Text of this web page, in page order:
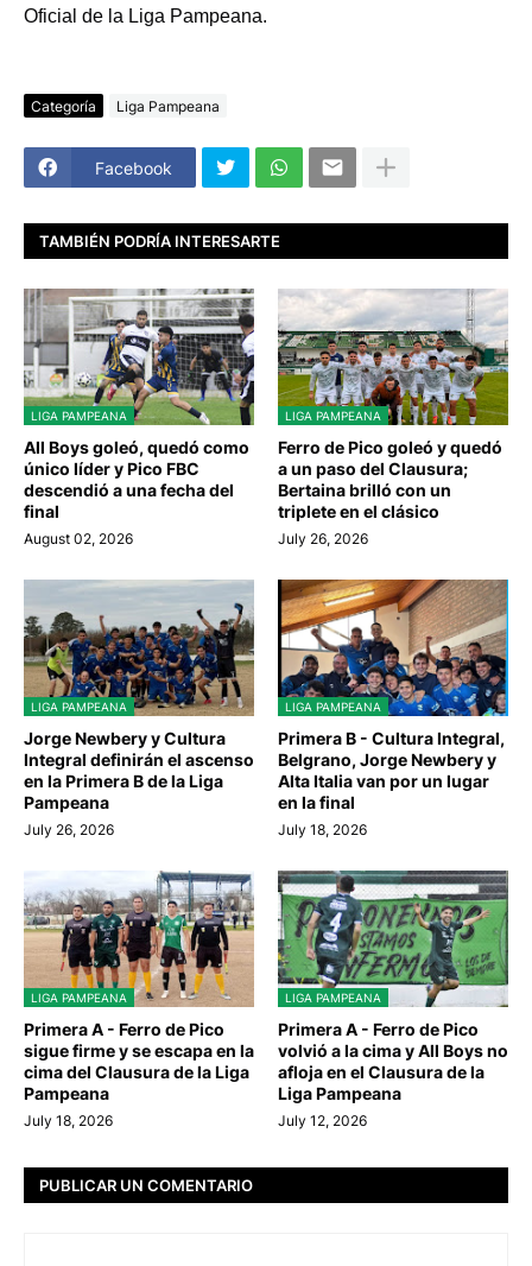
Oficial de la Liga Pampeana.
Categoría Liga Pampeana
Facebook
TAMBIÉN PODRÍA INTERESARTE
LIGA PAMPEANA
All Boys goleó, quedó como
único líder y Pico FBC
descendió a una fecha del
final
August 02, 2026
LIGA PAMPEANA
Ferro de Pico goleó y quedó
a un paso del Clausura;
Bertaina brilló con un
triplete en el clásico
July 26, 2026
LIGA PAMPEANA
Jorge Newbery y Cultura
Integral definirán el ascenso
en la Primera B de la Liga
Pampeana
July 26, 2026
LIGA PAMPEANA
Primera B - Cultura Integral,
Belgrano, Jorge Newbery y
Alta Italia van por un lugar
en la final
July 18, 2026
LIGA PAMPEANA
Primera A - Ferro de Pico
sigue firme y se escapa en la
cima del Clausura de la Liga
Pampeana
July 18, 2026
LIGA PAMPEANA
Primera A - Ferro de Pico
volvió a la cima y All Boys no
afloja en el Clausura de la
Liga Pampeana
July 12, 2026
PUBLICAR UN COMENTARIO